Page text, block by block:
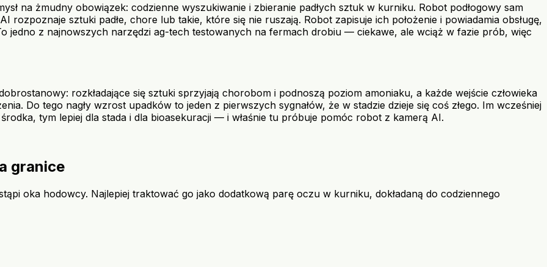
na żmudny obowiązek: codzienne wyszukiwanie i zbieranie padłych sztuk w kurniku. Robot podłogowy sam
rozpoznaje sztuki padłe, chore lub takie, które się nie ruszają. Robot zapisuje ich położenie i powiadamia obsługę,
jedno z najnowszych narzędzi ag-tech testowanych na fermach drobiu — ciekawe, ale wciąż w fazie prób, więc
rozkładające się sztuki sprzyjają chorobom i podnoszą poziom amoniaku, a każde wejście człowieka
Do tego nagły wzrost upadków to jeden z pierwszych sygnałów, że w stadzie dzieje się coś złego. Im wcześniej
tym lepiej dla stada i dla bioasekuracji — i właśnie tu próbuje pomóc robot z kamerą AI.
granice
oka hodowcy. Najlepiej traktować go jako dodatkową parę oczu w kurniku, dokładaną do codziennego